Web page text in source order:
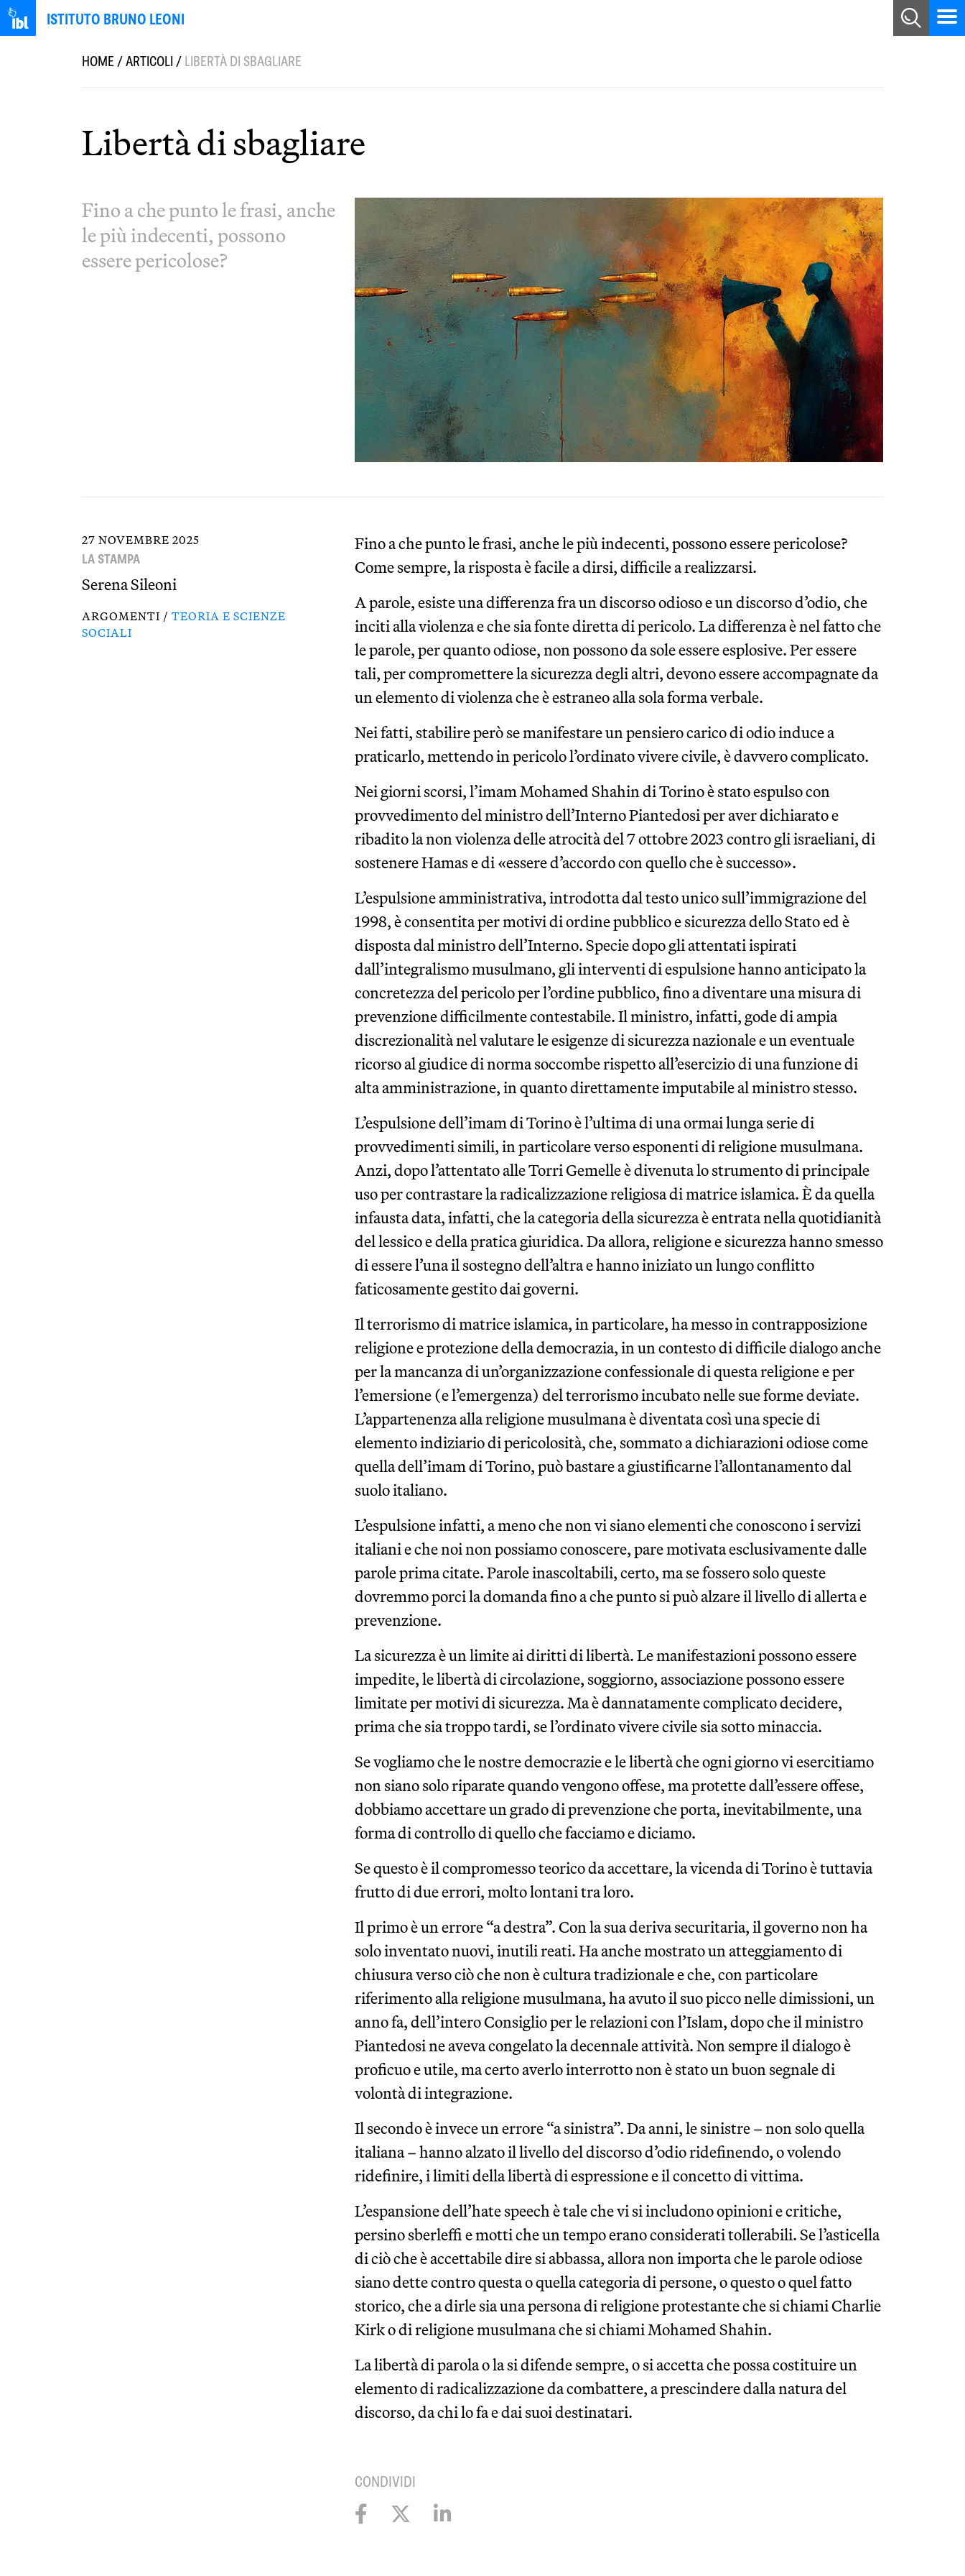
ISTITUTO BRUNO LEONI
HOME/ARTICOLI/LIBERTÀ DI SBAGLIARE
Libertà di sbagliare
Fino a che punto le frasi, anche
le più indecenti, possono
essere pericolose?
27 NOVEMBRE 2025
LA STAMPA
Serena Sileoni
ARGOMENTI / TEORIA E SCIENZE
SOCIALI
Fino a che punto le frasi, anche le più indecenti, possono essere pericolose?
Come sempre, la risposta è facile a dirsi, difficile a realizzarsi.
A parole, esiste una differenza fra un discorso odioso e un discorso d’odio, che
inciti alla violenza e che sia fonte diretta di pericolo. La differenza è nel fatto che
le parole, per quanto odiose, non possono da sole essere esplosive. Per essere
tali, per compromettere la sicurezza degli altri, devono essere accompagnate da
un elemento di violenza che è estraneo alla sola forma verbale.
Nei fatti, stabilire però se manifestare un pensiero carico di odio induce a
praticarlo, mettendo in pericolo l’ordinato vivere civile, è davvero complicato.
Nei giorni scorsi, l’imam Mohamed Shahin di Torino è stato espulso con
provvedimento del ministro dell’Interno Piantedosi per aver dichiarato e
ribadito la non violenza delle atrocità del 7 ottobre 2023 contro gli israeliani, di
sostenere Hamas e di «essere d’accordo con quello che è successo».
L’espulsione amministrativa, introdotta dal testo unico sull’immigrazione del
1998, è consentita per motivi di ordine pubblico e sicurezza dello Stato ed è
disposta dal ministro dell’Interno. Specie dopo gli attentati ispirati
dall’integralismo musulmano, gli interventi di espulsione hanno anticipato la
concretezza del pericolo per l’ordine pubblico, fino a diventare una misura di
prevenzione difficilmente contestabile. Il ministro, infatti, gode di ampia
discrezionalità nel valutare le esigenze di sicurezza nazionale e un eventuale
ricorso al giudice di norma soccombe rispetto all’esercizio di una funzione di
alta amministrazione, in quanto direttamente imputabile al ministro stesso.
L’espulsione dell’imam di Torino è l’ultima di una ormai lunga serie di
provvedimenti simili, in particolare verso esponenti di religione musulmana.
Anzi, dopo l’attentato alle Torri Gemelle è divenuta lo strumento di principale
uso per contrastare la radicalizzazione religiosa di matrice islamica. È da quella
infausta data, infatti, che la categoria della sicurezza è entrata nella quotidianità
del lessico e della pratica giuridica. Da allora, religione e sicurezza hanno smesso
di essere l’una il sostegno dell’altra e hanno iniziato un lungo conflitto
faticosamente gestito dai governi.
Il terrorismo di matrice islamica, in particolare, ha messo in contrapposizione
religione e protezione della democrazia, in un contesto di difficile dialogo anche
per la mancanza di un’organizzazione confessionale di questa religione e per
l’emersione (e l’emergenza) del terrorismo incubato nelle sue forme deviate.
L’appartenenza alla religione musulmana è diventata così una specie di
elemento indiziario di pericolosità, che, sommato a dichiarazioni odiose come
quella dell’imam di Torino, può bastare a giustificarne l’allontanamento dal
suolo italiano.
L’espulsione infatti, a meno che non vi siano elementi che conoscono i servizi
italiani e che noi non possiamo conoscere, pare motivata esclusivamente dalle
parole prima citate. Parole inascoltabili, certo, ma se fossero solo queste
dovremmo porci la domanda fino a che punto si può alzare il livello di allerta e
prevenzione.
La sicurezza è un limite ai diritti di libertà. Le manifestazioni possono essere
impedite, le libertà di circolazione, soggiorno, associazione possono essere
limitate per motivi di sicurezza. Ma è dannatamente complicato decidere,
prima che sia troppo tardi, se l’ordinato vivere civile sia sotto minaccia.
Se vogliamo che le nostre democrazie e le libertà che ogni giorno vi esercitiamo
non siano solo riparate quando vengono offese, ma protette dall’essere offese,
dobbiamo accettare un grado di prevenzione che porta, inevitabilmente, una
forma di controllo di quello che facciamo e diciamo.
Se questo è il compromesso teorico da accettare, la vicenda di Torino è tuttavia
frutto di due errori, molto lontani tra loro.
Il primo è un errore “a destra”. Con la sua deriva securitaria, il governo non ha
solo inventato nuovi, inutili reati. Ha anche mostrato un atteggiamento di
chiusura verso ciò che non è cultura tradizionale e che, con particolare
riferimento alla religione musulmana, ha avuto il suo picco nelle dimissioni, un
anno fa, dell’intero Consiglio per le relazioni con l’Islam, dopo che il ministro
Piantedosi ne aveva congelato la decennale attività. Non sempre il dialogo è
proficuo e utile, ma certo averlo interrotto non è stato un buon segnale di
volontà di integrazione.
Il secondo è invece un errore “a sinistra”. Da anni, le sinistre – non solo quella
italiana – hanno alzato il livello del discorso d’odio ridefinendo, o volendo
ridefinire, i limiti della libertà di espressione e il concetto di vittima.
L’espansione dell’hate speech è tale che vi si includono opinioni e critiche,
persino sberleffi e motti che un tempo erano considerati tollerabili. Se l’asticella
di ciò che è accettabile dire si abbassa, allora non importa che le parole odiose
siano dette contro questa o quella categoria di persone, o questo o quel fatto
storico, che a dirle sia una persona di religione protestante che si chiami Charlie
Kirk o di religione musulmana che si chiami Mohamed Shahin.
La libertà di parola o la si difende sempre, o si accetta che possa costituire un
elemento di radicalizzazione da combattere, a prescindere dalla natura del
discorso, da chi lo fa e dai suoi destinatari.
CONDIVIDI